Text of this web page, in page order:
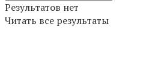
Результатов нет
Читать все результаты